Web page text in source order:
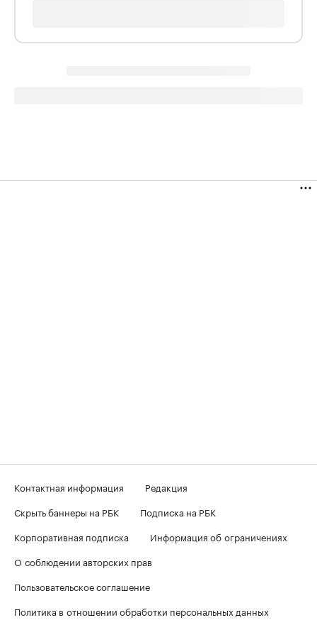
Контактная информация
Редакция
Скрыть баннеры на РБК
Подписка на РБК
Корпоративная подписка
Информация об ограничениях
О соблюдении авторских прав
Пользовательское соглашение
Политика в отношении обработки персональных данных